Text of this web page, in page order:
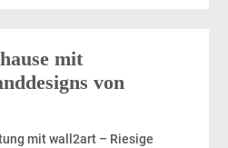
mit
von
mit wall2art – Riesige